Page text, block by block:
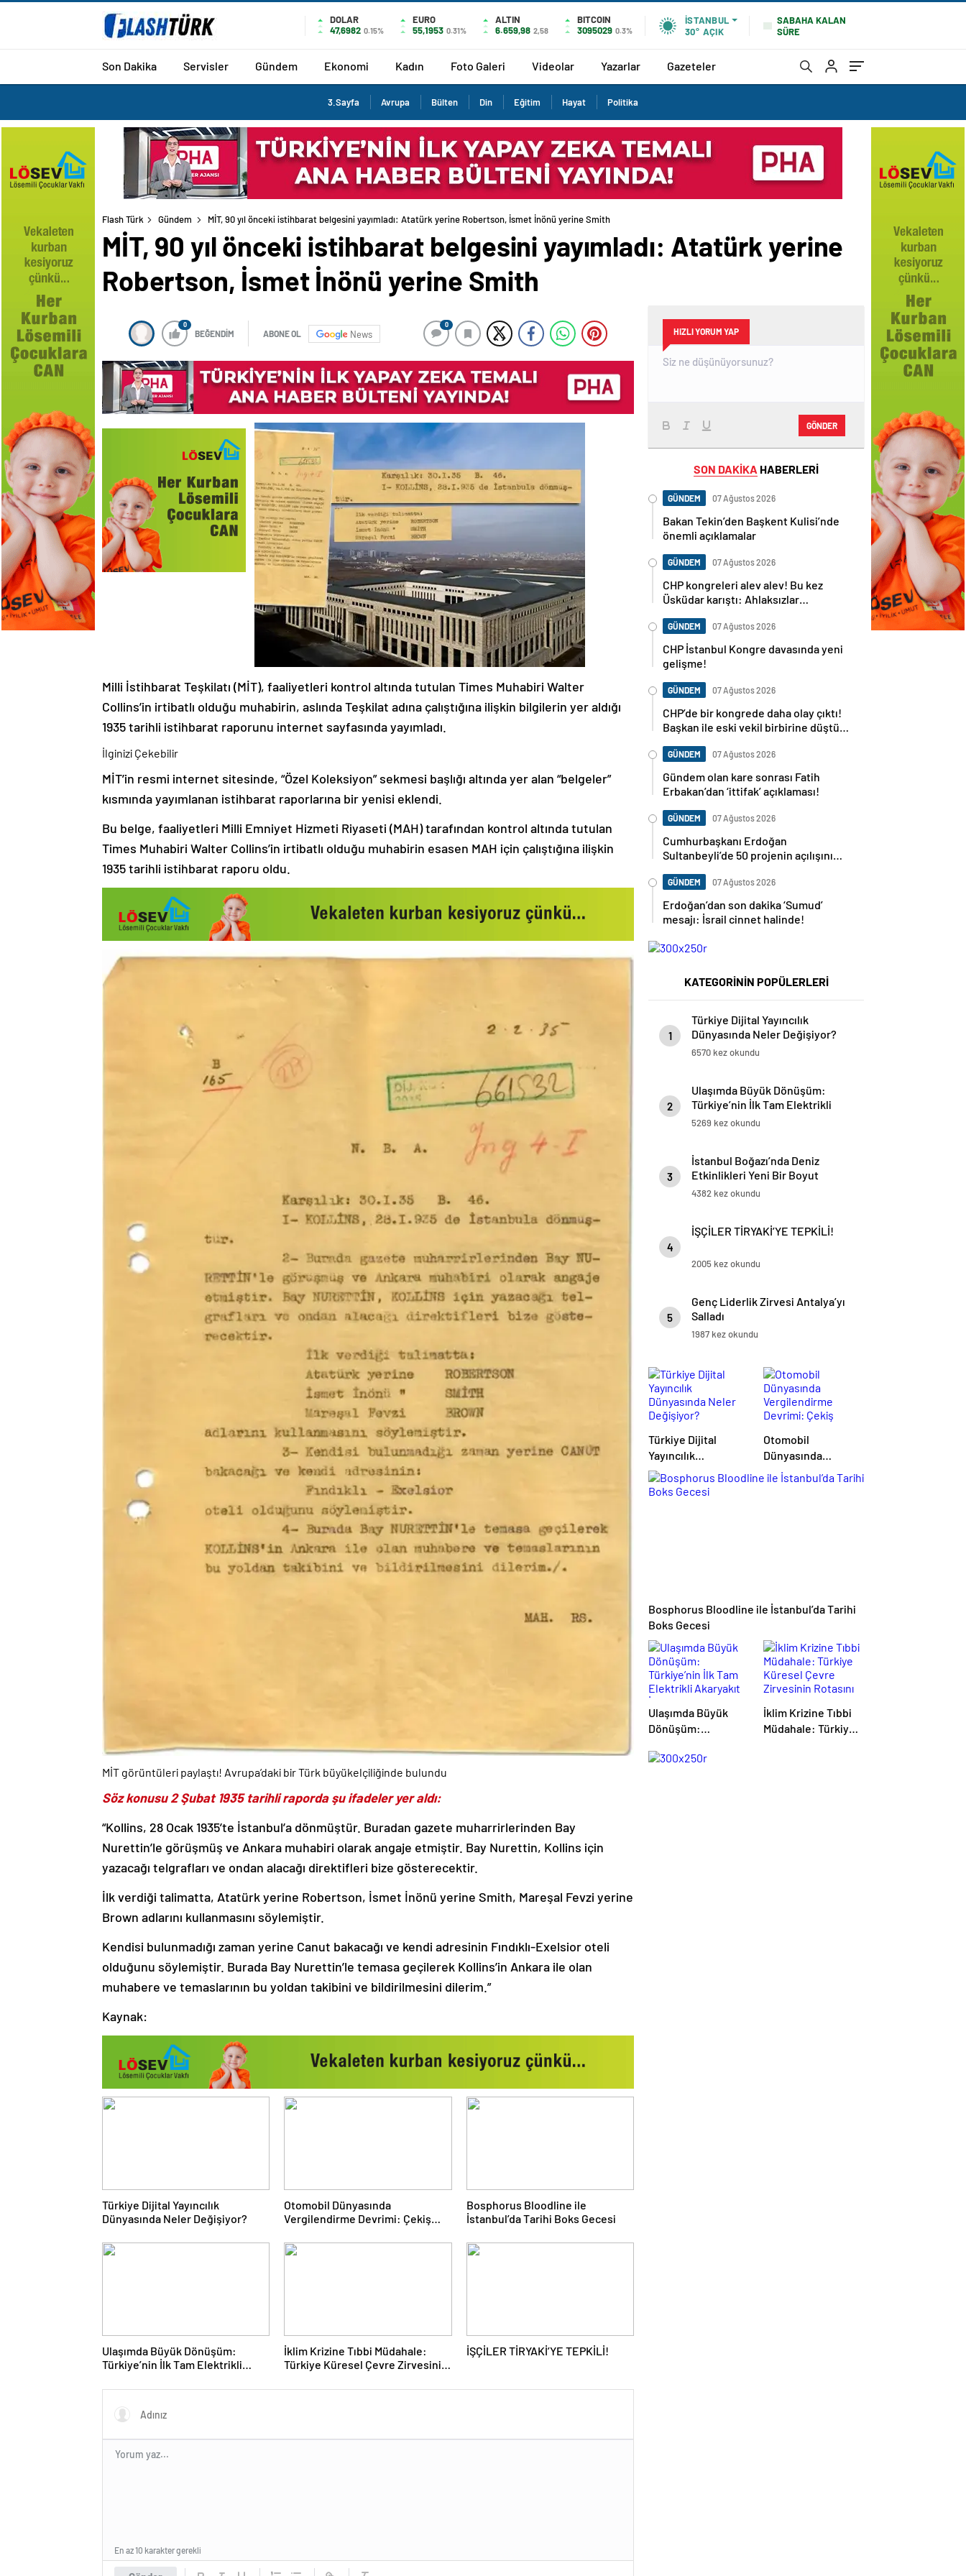
DOLAR
47,6982 0.15%
EURO
55,1953 0.31%
ALTIN
6.659,98 2,58
BITCOIN
3095029 0.3%
İSTANBUL
30° AÇIK
SABAHA KALAN
SÜRE
Son Dakika Servisler Gündem Ekonomi Kadın Foto Galeri Videolar Yazarlar Gazeteler
3.Sayfa Avrupa Bülten Din Eğitim Hayat Politika
Flash Türk Gündem MİT, 90 yıl önceki istihbarat belgesini yayımladı: Atatürk yerine Robertson, İsmet İnönü yerine Smith
MİT, 90 yıl önceki istihbarat belgesini yayımladı: Atatürk yerine
Robertson, İsmet İnönü yerine Smith
0
BEĞENDİM ABONE OL News
0
Milli İstihbarat Teşkilatı (MİT), faaliyetleri kontrol altında tutulan Times Muhabiri Walter
Collins’in irtibatlı olduğu muhabirin, aslında Teşkilat adına çalıştığına ilişkin bilgilerin yer aldığı
1935 tarihli istihbarat raporunu internet sayfasında yayımladı.
İlginizi Çekebilir
MİT’in resmi internet sitesinde, “Özel Koleksiyon” sekmesi başlığı altında yer alan “belgeler”
kısmında yayımlanan istihbarat raporlarına bir yenisi eklendi.
Bu belge, faaliyetleri Milli Emniyet Hizmeti Riyaseti (MAH) tarafından kontrol altında tutulan
Times Muhabiri Walter Collins’in irtibatlı olduğu muhabirin esasen MAH için çalıştığına ilişkin
1935 tarihli istihbarat raporu oldu.
MİT görüntüleri paylaştı! Avrupa’daki bir Türk büyükelçiliğinde bulundu
Söz konusu 2 Şubat 1935 tarihli raporda şu ifadeler yer aldı:
“Kollins, 28 Ocak 1935’te İstanbul’a dönmüştür. Buradan gazete muharrirlerinden Bay
Nurettin’le görüşmüş ve Ankara muhabiri olarak angaje etmiştir. Bay Nurettin, Kollins için
yazacağı telgrafları ve ondan alacağı direktifleri bize gösterecektir.
İlk verdiği talimatta, Atatürk yerine Robertson, İsmet İnönü yerine Smith, Mareşal Fevzi yerine
Brown adlarını kullanmasını söylemiştir.
Kendisi bulunmadığı zaman yerine Canut bakacağı ve kendi adresinin Fındıklı-Exelsior oteli
olduğunu söylemiştir. Burada Bay Nurettin’le temasa geçilerek Kollins’in Ankara ile olan
muhabere ve temaslarının bu yoldan takibini ve bildirilmesini dilerim.”
Kaynak:
Türkiye Dijital Yayıncılık
Dünyasında Neler Değişiyor?
Otomobil Dünyasında
Vergilendirme Devrimi: Çekiş
Bosphorus Bloodline ile
İstanbul’da Tarihi Boks Gecesi
Ulaşımda Büyük Dönüşüm:
Türkiye’nin İlk Tam Elektrikli
İklim Krizine Tıbbi Müdahale:
Türkiye Küresel Çevre Zirvesinin
İŞÇİLER TİRYAKİ’YE TEPKİLİ!
En az 10 karakter gerekli
HIZLI YORUM YAP
GÖNDER
SON DAKİKA HABERLERİ
GÜNDEM 07 Ağustos 2026
Bakan Tekin’den Başkent Kulisi’nde
önemli açıklamalar
GÜNDEM 07 Ağustos 2026
CHP kongreleri alev alev! Bu kez
Üsküdar karıştı: Ahlaksızlar…
GÜNDEM 07 Ağustos 2026
CHP İstanbul Kongre davasında yeni
gelişme!
GÜNDEM 07 Ağustos 2026
CHP’de bir kongrede daha olay çıktı!
Başkan ile eski vekil birbirine düştü…
GÜNDEM 07 Ağustos 2026
Gündem olan kare sonrası Fatih
Erbakan’dan ‘ittifak’ açıklaması!
GÜNDEM 07 Ağustos 2026
Cumhurbaşkanı Erdoğan
Sultanbeyli’de 50 projenin açılışını
GÜNDEM 07 Ağustos 2026
Erdoğan’dan son dakika ‘Sumud’
mesajı: İsrail cinnet halinde!
KATEGORİNİN POPÜLERLERİ
1
Türkiye Dijital Yayıncılık
Dünyasında Neler Değişiyor?
6570 kez okundu
2
Ulaşımda Büyük Dönüşüm:
Türkiye’nin İlk Tam Elektrikli
Akaryakıt İstasyonu Deneyimi
5269 kez okundu
3
İstanbul Boğazı’nda Deniz
Etkinlikleri Yeni Bir Boyut
Kazanıyor
4382 kez okundu
4
İŞÇİLER TİRYAKİ’YE TEPKİLİ!
2005 kez okundu
5
Genç Liderlik Zirvesi Antalya’yı
Salladı
1987 kez okundu
Türkiye Dijital
Yayıncılık
Dünyasında Neler
Değişiyor?
Otomobil
Dünyasında
Vergilendirme
Devrimi: Çekiş
Bosphorus Bloodline ile İstanbul’da Tarihi
Boks Gecesi
Ulaşımda Büyük
Dönüşüm:
Elektrikli Akaryakıt
İklim Krizine Tıbbi
Müdahale: Türkiye